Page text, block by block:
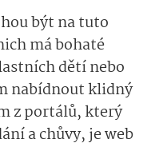
být na tuto
má bohaté
dětí nebo
nabídnout klidný
z portálů, který
a chůvy, je web